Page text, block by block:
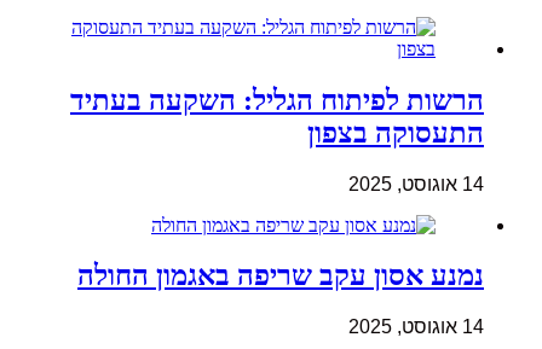
הרשות לפיתוח הגליל: השקעה בעתיד
התעסוקה בצפון
14 אוגוסט, 2025
נמנע אסון עקב שריפה באגמון החולה
14 אוגוסט, 2025